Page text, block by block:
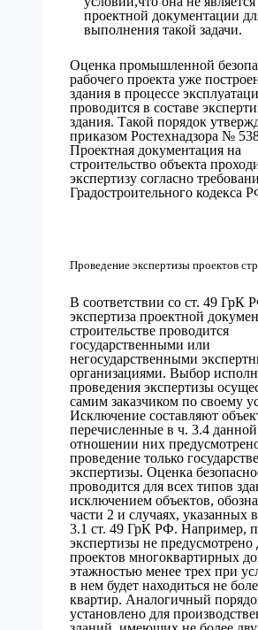
проектной документации
выполнения такой задачи.
Оценка промышленной
рабочего проекта уже
здания в процессе
проводится в составе
здания. Такой порядок
приказом Ростехнадзора №
Проектная документация на
строительство объекта
экспертизу согласно
Градостроительного кодекса
Проведение экспертизы проектов
В соответствии со ст. 49 ГрК
экспертиза проектной
строительстве проводится
государственными или
негосударственными
организациями. Выбор
проведения экспертизы
самим заказчиком по своему
Исключение составляют
перечисленные в ч. 3.4
отношении них
проведение только
экспертизы. Оценка
проводится для всех типов
исключением объектов,
части 2 и случаях, указанных
3.1 ст. 49 ГрК РФ. Например,
экспертизы не предусмотрено
проектов многоквартирных
этажностью менее трех при
в нем будет находиться не
квартир. Аналогичный
установлено для